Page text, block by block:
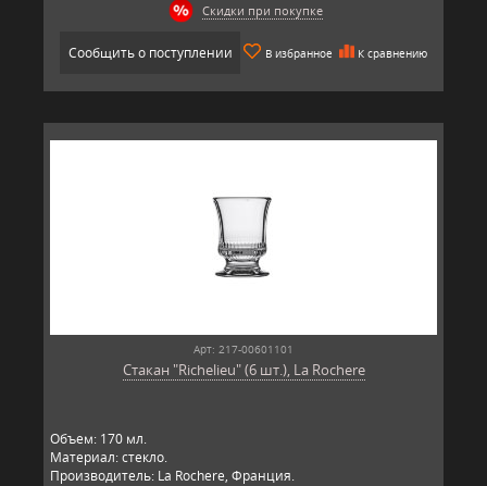
Скидки при покупке
Сообщить о поступлении В избранное К сравнению
Арт: 217-00601101
Стакан "Richelieu" (6 шт.), La Rochere
Объем: 170 мл.
Материал: стекло.
Производитель: La Rochere, Франция.